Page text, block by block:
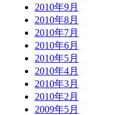
2010年9月
2010年8月
2010年7月
2010年6月
2010年5月
2010年4月
2010年3月
2010年2月
2009年5月